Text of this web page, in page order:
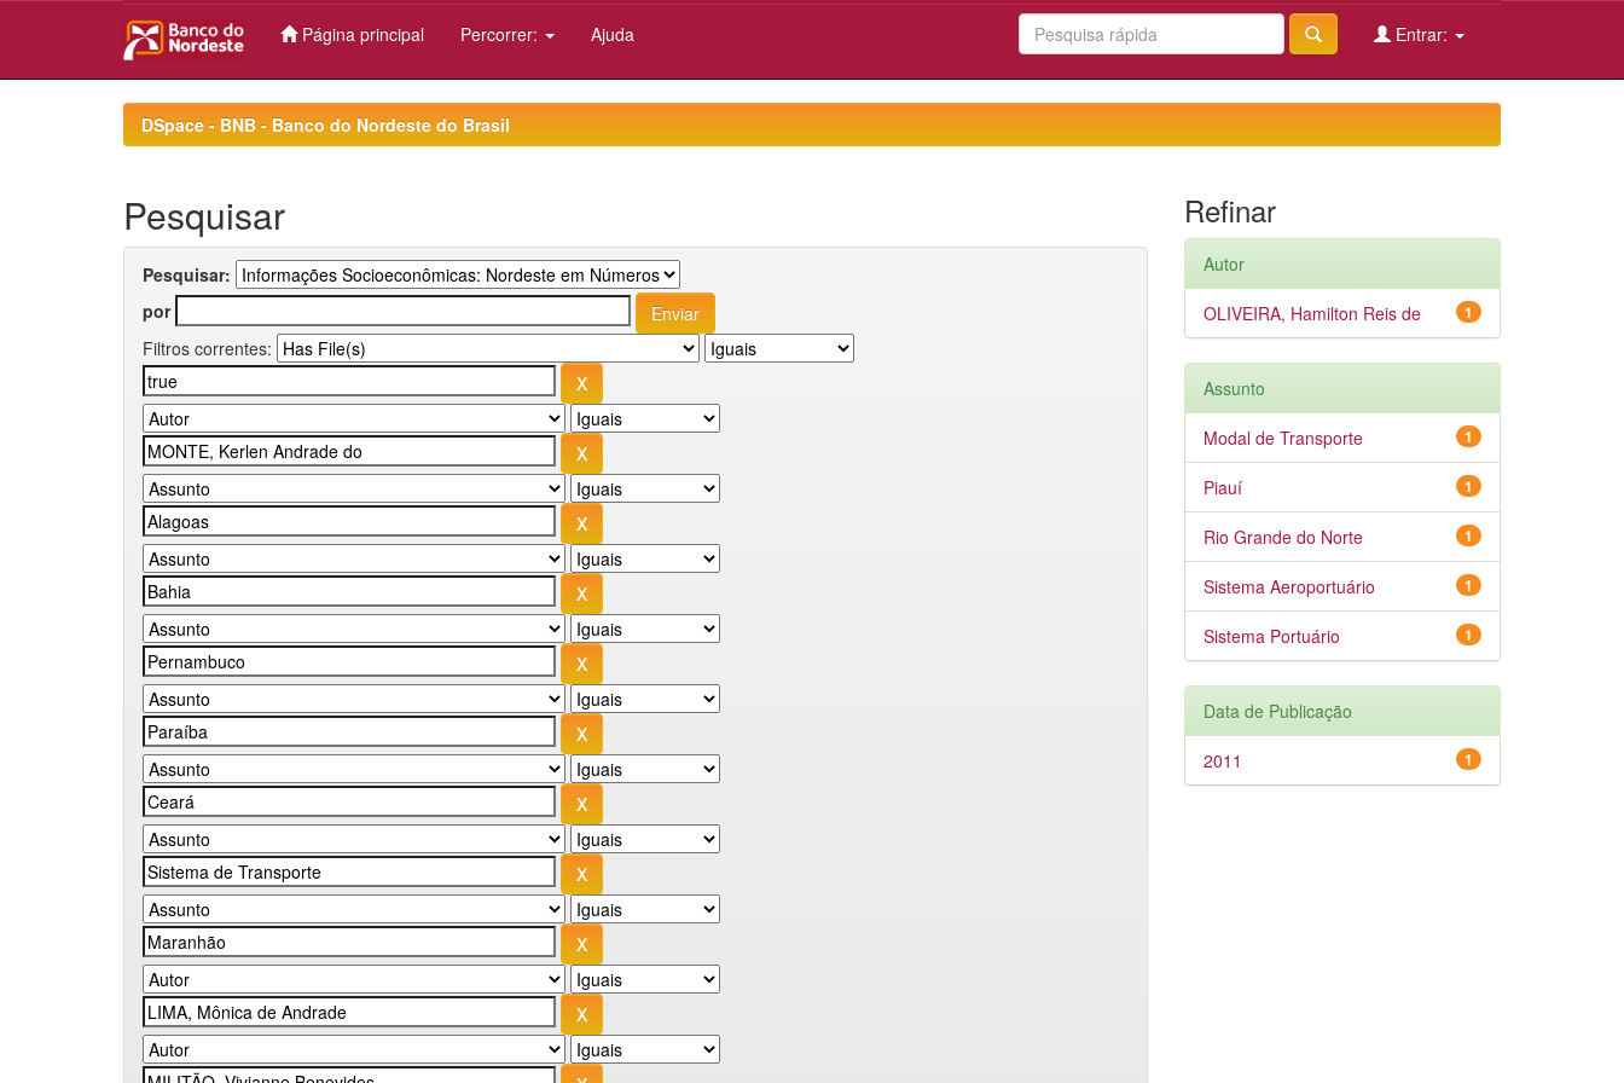
Página principal Percorrer: Ajuda Entrar:
DSpace - BNB - Banco do Nordeste do Brasil
Pesquisar
Pesquisar:
por
Filtros correntes:
Refinar
Autor
1
OLIVEIRA, Hamilton Reis de
Assunto
1
Modal de Transporte
1
Piauí
1
Rio Grande do Norte
1
Sistema Aeroportuário
1
Sistema Portuário
Data de Publicação
1
2011